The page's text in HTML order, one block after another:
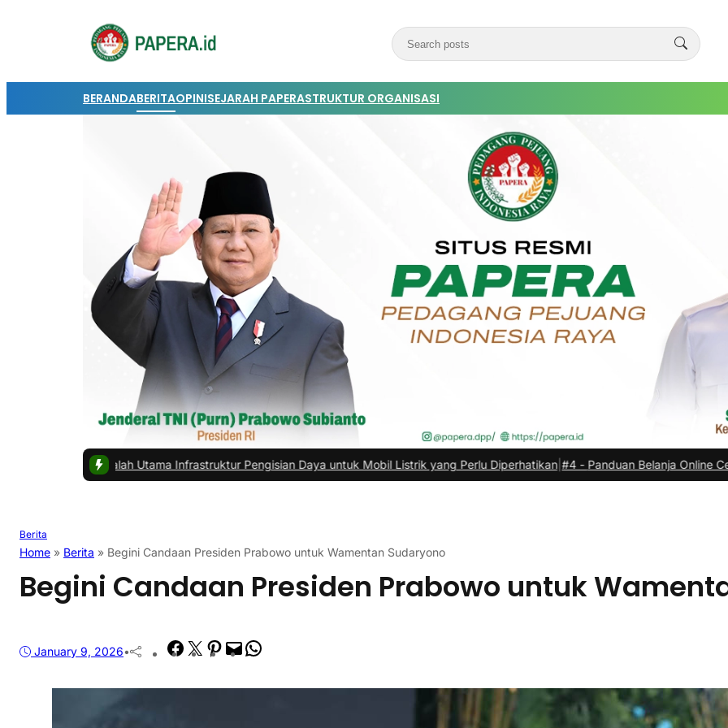
BERANDABERITAOPINISEJARAH PAPERASTRUKTUR ORGANISASI
Utama Infrastruktur Pengisian Daya untuk Mobil Listrik yang Perlu Diperhatikan |#4 - Panduan Belanja Online Cerdas: Pilih
Berita
Home » Berita » Begini Candaan Presiden Prabowo untuk Wamentan Sudaryono
Begini Candaan Presiden Prabowo untuk
January 9, 2026• Facebook
TwitterPinterest
Mail